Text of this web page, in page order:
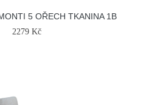
5 OŘECH TKANINA 1B
2279 Kč